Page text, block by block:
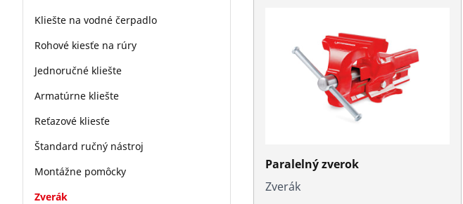
Kliešte na vodné čerpadlo
Rohové kiesťe na rúry
Jednoručné kliešte
Armatúrne kliešte
Reťazové kliesťe
Štandard ručný nástroj
Montážne pomôcky
Zverák
Paralelný zverok
Zverák